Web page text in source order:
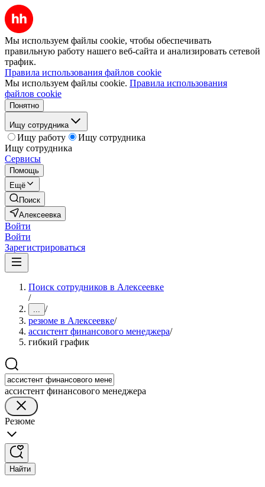
Мы используем файлы cookie, чтобы обеспечивать
правильную работу нашего веб-сайта и анализировать сетевой
трафик.
Правила использования файлов cookie
Мы используем файлы cookie. Правила использования
файлов cookie
Понятно
Ищу сотрудника
Ищу работу
Ищу сотрудника
Ищу сотрудника
Сервисы
Помощь
Ещё
Поиск
Алексеевка
Войти
Войти
Зарегистрироваться
Поиск сотрудников в Алексеевке
/
... /
резюме в Алексеевке/
ассистент финансового менеджера/
гибкий график
ассистент финансового менеджера
Резюме
Найти